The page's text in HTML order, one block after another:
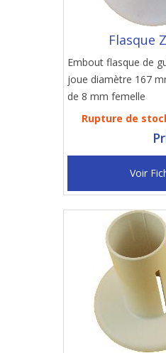
Flasque
Embout flasque de
joue diamètre 167
de 8 mm femelle
Rupture de
Voir